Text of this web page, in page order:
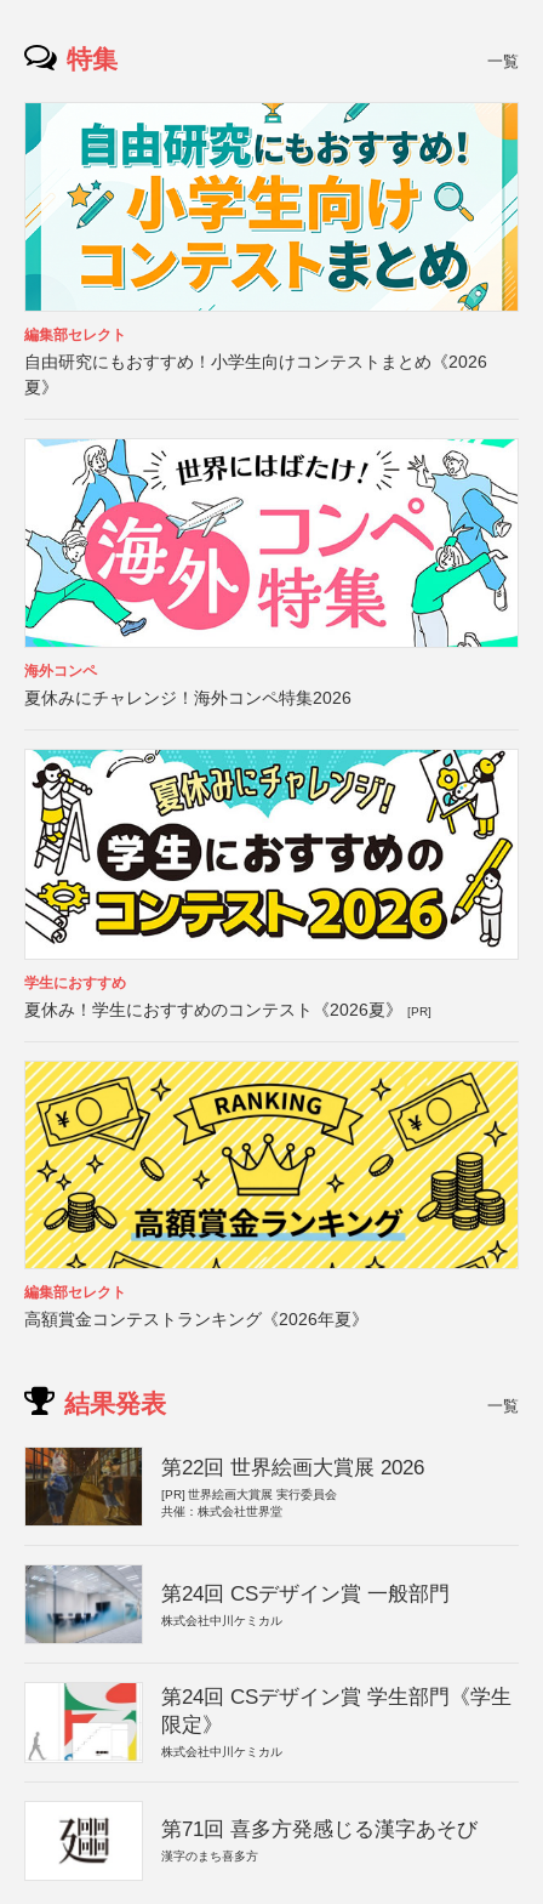
特集 一覧
編集部セレクト
自由研究にもおすすめ！小学生向けコンテストまとめ《2026
夏》
海外コンペ
夏休みにチャレンジ！海外コンペ特集2026
学生におすすめ
夏休み！学生におすすめのコンテスト《2026夏》 [PR]
編集部セレクト
高額賞金コンテストランキング《2026年夏》
結果発表 一覧
第22回 世界絵画大賞展 2026
[PR] 世界絵画大賞展 実行委員会
共催：株式会社世界堂
第24回 CSデザイン賞 一般部門
株式会社中川ケミカル
第24回 CSデザイン賞 学生部門《学生
限定》
株式会社中川ケミカル
第71回 喜多方発感じる漢字あそび
漢字のまち喜多方